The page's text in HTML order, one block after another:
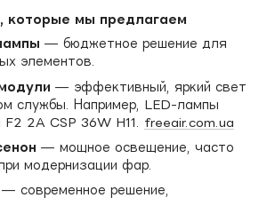
которые мы предлагаем
— бюджетное решение для
элементов.
— эффективный, яркий свет
службы. Например, LED-лампы
F2 2A CSP 36W H11. freeair.com.ua
— мощное освещение, часто
модернизации фар.
— современное решение,